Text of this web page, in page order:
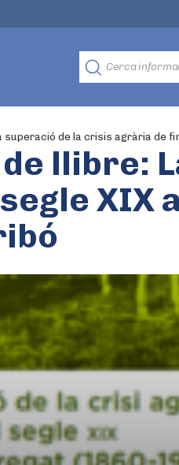
de la crisis agrària de
llibre:
XIX